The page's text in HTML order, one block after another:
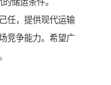
任，提供现代运输
竞争能力。希望广